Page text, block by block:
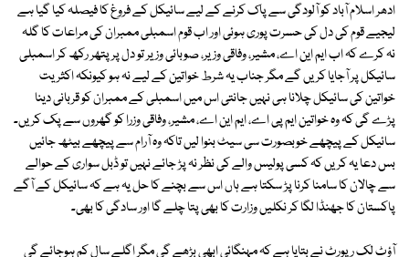
ادھر اسلام آباد کو آلودگی سے پاک کرنے کے لیے سائیکل کے فروغ کا فیصلہ کیا گیا ہے
لیجیے قوم کی دل کی حسرت پوری ہوئی اور اب قوم اسمبلی ممبران کی مراعات کا گلہ
نہ کرے کہ اب ایم این اے، مشیر، وفاقی وزیر، صوبائی وزیر تو دل پر پتھر رکھ کر اسمبلی
سائیکل پر آجایا کریں گے مگر جناب یہ شرط خواتین کے لیے نہ ہو کیونکہ اکثریت
خواتین کی سائیکل چلانا ہی نہیں جانتی اس میں اسمبلی کے ممبران کو قربانی دینا
پڑے گی کہ وہ خواتین ایم پی اے، ایم این اے، مشیر، وفاقی وزرا کو گھروں سے پک کریں۔
سائیکل کے پیچھے خوبصورت سی سیٹ بنوا لیں تاکہ وہ آرام سے پیچھے بیٹھ جائیں
بس دعا یہ کریں کہ کسی پولیس والے کی نظر نہ پڑ جائے نہیں تو ڈبل سواری کے حوالے
سے چالان کا سامنا کرنا پڑ سکتا ہے ہاں اس سے بچنے کا حل یہ ہے کہ سائیکل کے آگے
پاکستان کا جھنڈا لگا کر نکلیں وزارت کا بھی پتا چلے گا اور سادگی کا بھی۔
آؤٹ لک رپورٹ نے بتایا ہے کہ مہنگائی ابھی بڑھے گی مگر اگلے سال کم ہوجائے گی